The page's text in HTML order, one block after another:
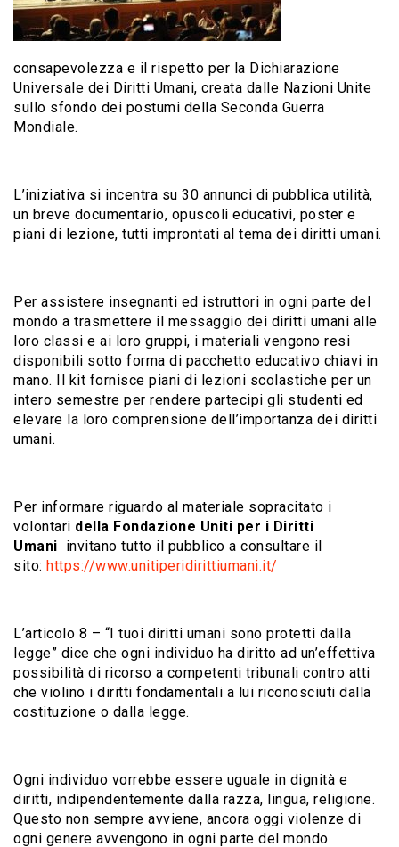
consapevolezza e il rispetto per la Dichiarazione
Universale dei Diritti Umani, creata dalle Nazioni Unite
sullo sfondo dei postumi della Seconda Guerra
Mondiale.
L’iniziativa si incentra su 30 annunci di pubblica utilità,
un breve documentario, opuscoli educativi, poster e
piani di lezione, tutti improntati al tema dei diritti umani.
Per assistere insegnanti ed istruttori in ogni parte del
mondo a trasmettere il messaggio dei diritti umani alle
loro classi e ai loro gruppi, i materiali vengono resi
disponibili sotto forma di pacchetto educativo chiavi in
mano. Il kit fornisce piani di lezioni scolastiche per un
intero semestre per rendere partecipi gli studenti ed
elevare la loro comprensione dell’importanza dei diritti
umani.
Per informare riguardo al materiale sopracitato i
volontari della Fondazione Uniti per i Diritti
Umani invitano tutto il pubblico a consultare il
sito: https://www.unitiperidirittiumani.it/
L’articolo 8 – “I tuoi diritti umani sono protetti dalla
legge” dice che ogni individuo ha diritto ad un’effettiva
possibilità di ricorso a competenti tribunali contro atti
che violino i diritti fondamentali a lui riconosciuti dalla
costituzione o dalla legge.
Ogni individuo vorrebbe essere uguale in dignità e
diritti, indipendentemente dalla razza, lingua, religione.
Questo non sempre avviene, ancora oggi violenze di
ogni genere avvengono in ogni parte del mondo.